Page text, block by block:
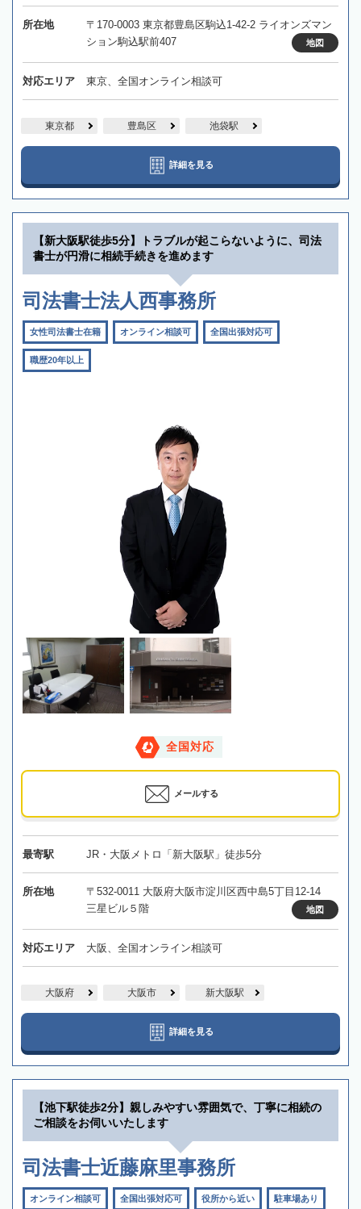
所在地
〒170-0003 東京都豊島区駒込1-42-2 ライオンズマン
ション駒込駅前407
地図
対応エリア 東京、全国オンライン相談可
東京都 豊島区 池袋駅
詳細を見る
【新大阪駅徒歩5分】トラブルが起こらないように、司法
書士が円滑に相続手続きを進めます
司法書士法人西事務所
女性司法書士在籍 オンライン相談可 全国出張対応可
職歴20年以上
全国対応
メールする
最寄駅 JR・大阪メトロ「新大阪駅」徒歩5分
所在地
〒532-0011 大阪府大阪市淀川区西中島5丁目12-14
三星ビル５階
地図
対応エリア 大阪、全国オンライン相談可
大阪府 大阪市 新大阪駅
詳細を見る
【池下駅徒歩2分】親しみやすい雰囲気で、丁寧に相続の
ご相談をお伺いいたします
司法書士近藤麻里事務所
オンライン相談可 全国出張対応可 役所から近い 駐車場あり